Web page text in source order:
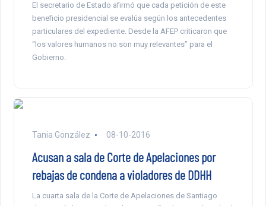
El secretario de Estado afirmó que cada petición de este
beneficio presidencial se evalúa según los antecedentes
particulares del expediente. Desde la AFEP criticaron que
“los valores humanos no son muy relevantes” para el
Gobierno.
Tania González 08-10-2016
Acusan a sala de Corte de Apelaciones por
rebajas de condena a violadores de DDHH
La cuarta sala de la Corte de Apelaciones de Santiago